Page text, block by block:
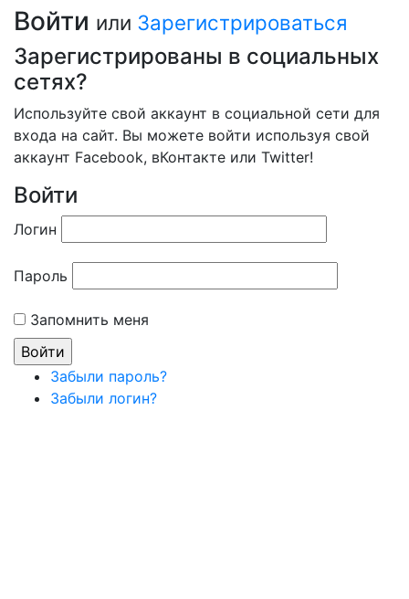
Войти или Зарегистрироваться
Зарегистрированы в социальных
сетях?
Используйте свой аккаунт в социальной сети для
входа на сайт. Вы можете войти используя свой
аккаунт Facebook, вКонтакте или Twitter!
Войти
Логин
Пароль
Запомнить меня
Забыли пароль?
Забыли логин?